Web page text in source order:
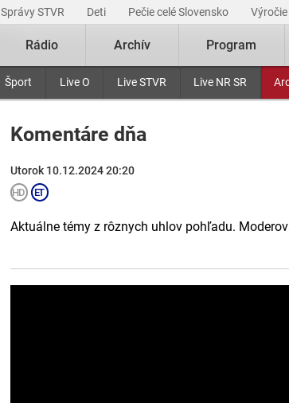
Správy STVR Deti Pečie celé Slovensko Výročie
Šport Live O Live STVR Live NR SR
Rádio Archív Program
Komentáre dňa
Utorok 10.12.2024 20:20
Aktuálne témy z rôznych uhlov pohľadu.